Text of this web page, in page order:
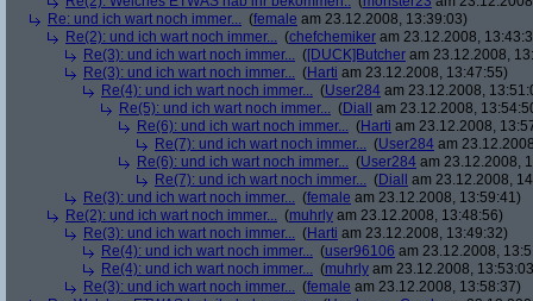
Re: und ich wart noch immer... (female am 23.12.2008, 13:39:03)
Re(2): und ich wart noch immer... (chefchemiker am 23.12.2008,
Re(3): und ich wart noch immer... ([DUCK]Butcher am 23.12.2008,
Re(3): und ich wart noch immer... (Harti am 23.12.2008, 13:47:55)
Re(4): und ich wart noch immer... (User284 am 23.12.2008,
Re(5): und ich wart noch immer... (Diall
am 23.12.2008,
Re(6): und ich wart noch immer... (Harti am 23.12.2008,
Re(7): und ich wart noch immer... (User284 am
Re(6): und ich wart noch immer... (User284 am 23.12.2008,
Re(7): und ich wart noch immer... (Diall
am 23.12.2008,
Re(3): und ich wart noch immer... (female am 23.12.2008, 13:59:41)
Re(2): und ich wart noch immer... (muhrly am 23.12.2008, 13:48:56)
Re(3): und ich wart noch immer... (Harti am 23.12.2008, 13:49:32)
Re(4): und ich wart noch immer... (user96106 am 23.12.2008,
Re(4): und ich wart noch immer... (muhrly am 23.12.2008,
Re(3): und ich wart noch immer... (female am 23.12.2008, 13:58:37)